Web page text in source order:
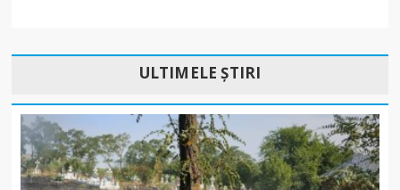
ULTIMELE ȘTIRI